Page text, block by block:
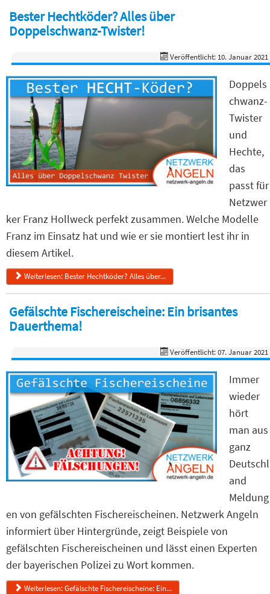
Bester Hechtköder? Alles über
Doppelschwanz-Twister!
Veröffentlicht: 10. Januar 2021
Doppels
chwanz-
Twister
und
Hechte,
das
passt für
Netzwer
ker Franz Hollweck perfekt zusammen. Welche Modelle
Franz im Einsatz hat und wie er sie montiert lest ihr in
diesem Artikel.
Weiterlesen: Bester Hechtköder? Alles über...
Gefälschte Fischereischeine: Ein brisantes
Dauerthema!
Veröffentlicht: 07. Januar 2021
Immer
wieder
hört
man aus
ganz
Deutschl
and
Meldung
en von gefälschten Fischereischeinen. Netzwerk Angeln
informiert über Hintergründe, zeigt Beispiele von
gefälschten Fischereischeinen und lässt einen Experten
der bayerischen Polizei zu Wort kommen.
Weiterlesen: Gefälschte Fischereischeine: Ein...